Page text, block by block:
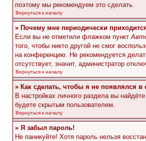
поэтому мы рекомендуем это сделать.
Вернуться к началу
» Почему мне периодически
Если вы не отметили флажком пункт
того, чтобы никто другой не смог
на конференцию. Не рекомендуется
отсутствует, значит, администратор
Вернуться к началу
» Как сделать, чтобы я не появлялся в
В настройках личного раздела вы
будете скрытым пользователем.
Вернуться к началу
» Я забыл пароль!
Не паникуйте! Хотя пароль нельзя